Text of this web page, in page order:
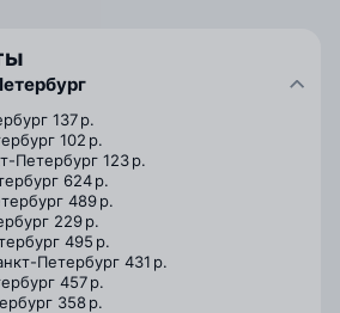
137 р.
102 р.
Петербург 123 р.
624 р.
489 р.
229 р.
495 р.
Петербург 431 р.
457 р.
358 р.